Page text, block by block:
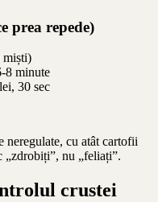
prea repede)
miști)
8 minute
30 sec
neregulate, cu atât cartofii
„zdrobiți”, nu „feliați”.
crustei